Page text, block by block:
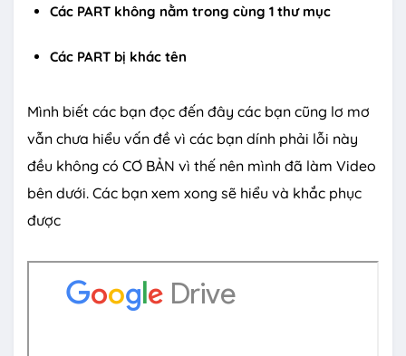
Các PART không nằm trong cùng 1 thư mục
Các PART bị khác tên
Mình biết các bạn đọc đến đây các bạn cũng lơ mơ
vẫn chưa hiểu vấn đề vì các bạn dính phải lỗi này
đều không có CƠ BẢN vì thế nên mình đã làm Video
bên dưới. Các bạn xem xong sẽ hiểu và khắc phục
được